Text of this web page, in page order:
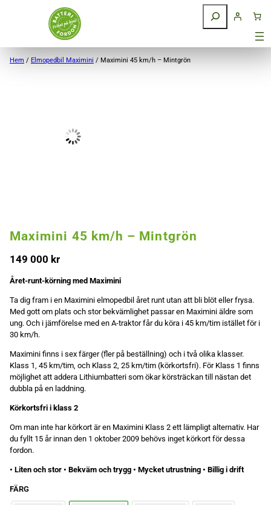
Hem / Elmopedbil Maximini / Maximini 45 km/h – Mintgrön
Maximini 45 km/h – Mintgrön
149 000 kr
Året-runt-körning med Maximini
Ta dig fram i en Maximini elmopedbil året runt utan att bli blöt eller frysa.
Med gott om plats och stor bekvämlighet passar en Maximini äldre som
ung. Och i jämförelse med en A-traktor får du köra i 45 km/tim istället för i
30 km/h.
Maximini finns i sex färger (fler på beställning) och i två olika klasser.
Klass 1, 45 km/tim, och Klass 2, 25 km/tim (körkortsfri). För Klass 1 finns
möjlighet att addera Lithiumbatteri som ökar körsträckan till nästan det
dubbla på en laddning.
Körkortsfri i klass 2
Om man inte har körkort är en Maximini Klass 2 ett lämpligt alternativ. Har
du fyllt 15 år innan den 1 oktober 2009 behövs inget körkort för dessa
fordon.
• Liten och stor • Bekväm och trygg • Mycket utrustning • Billig i drift
FÄRG
Nödvändiga
Dessa kakor
går inte att
välja bort.
för att
över huvud
taget ska
fungera.
För att vi ska